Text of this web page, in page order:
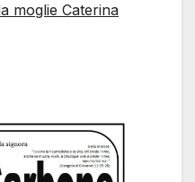
moglie Caterina